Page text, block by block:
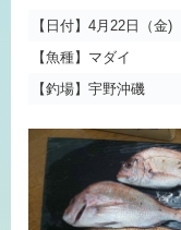
【日付】4月22日（金)
【魚種】マダイ
【釣場】宇野沖磯